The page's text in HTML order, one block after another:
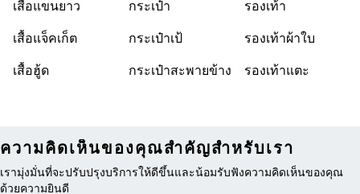
เสื้อแขนยาว
เสื้อแจ็คเก็ต
เสื้อฮู้ด
กระเป๋า
กระเป๋าเป้
กระเป๋าสะพายข้าง
รองเท้า
รองเท้าผ้าใบ
รองเท้าแตะ
ความคิดเห็นของคุณสำคัญสำหรับเรา
เรามุ่งมั่นที่จะปรับปรุงบริการให้ดีขึ้นและน้อมรับฟังความคิดเห็นของคุณ
ด้วยความยินดี